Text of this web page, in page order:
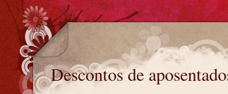
Descontos de